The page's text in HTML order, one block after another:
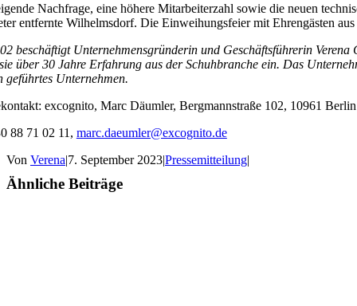
Nachfrage, eine höhere Mitarbeiterzahl sowie die neuen
entfernte Wilhelmsdorf. Die Einweihungsfeier mit Ehrengästen
beschäftigt Unternehmensgründerin und Geschäftsführerin
über 30 Jahre Erfahrung aus der Schuhbranche ein. Das
geführtes Unternehmen.
excognito, Marc Däumler, Bergmannstraße 102, 10961 Berlin
88 71 02 11, marc.daeumler@excognito.de
Von Verena|7. September 2023|Pressemitteilung|
Ähnliche Beiträge